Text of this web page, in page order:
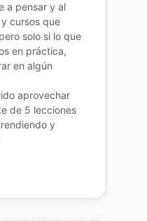
a pensar y al
cursos que
solo si lo que
en práctica,
en algún
aprovechar
de 5 lecciones
y